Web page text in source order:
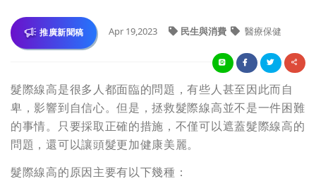
推廣新聞稿 Apr 19,2023 民生與消費 醫療保健
髮際線高是很多人都面臨的問題，有些人甚至因此而自
卑，影響到自信心。但是，拯救髮際線高並不是一件困難
的事情。只要採取正確的措施，不僅可以遮蓋髮際線高的
問題，還可以讓頭髮更加健康美麗。
髮際線高的原因主要有以下幾種：